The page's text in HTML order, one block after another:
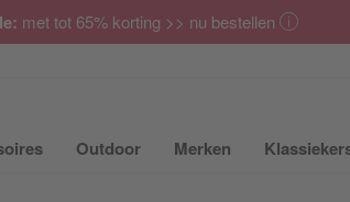
met tot 65% korting >> nu bestellen
uit- of inklappen
van Lampen uit- of inklappen
Submenu van Accessoires uit- of
Outdoor Submenu van Outdoor
Merken Submenu